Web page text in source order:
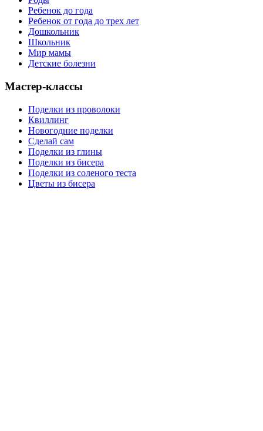
Ребенок до года
Ребенок от года до трех лет
Дошкольник
Школьник
Мир мамы
Детские болезни
Мастер-классы
Поделки из проволоки
Квиллинг
Новогодние поделки
Сделай сам
Поделки из глины
Поделки из бисера
Поделки из соленого теста
Цветы из бисера